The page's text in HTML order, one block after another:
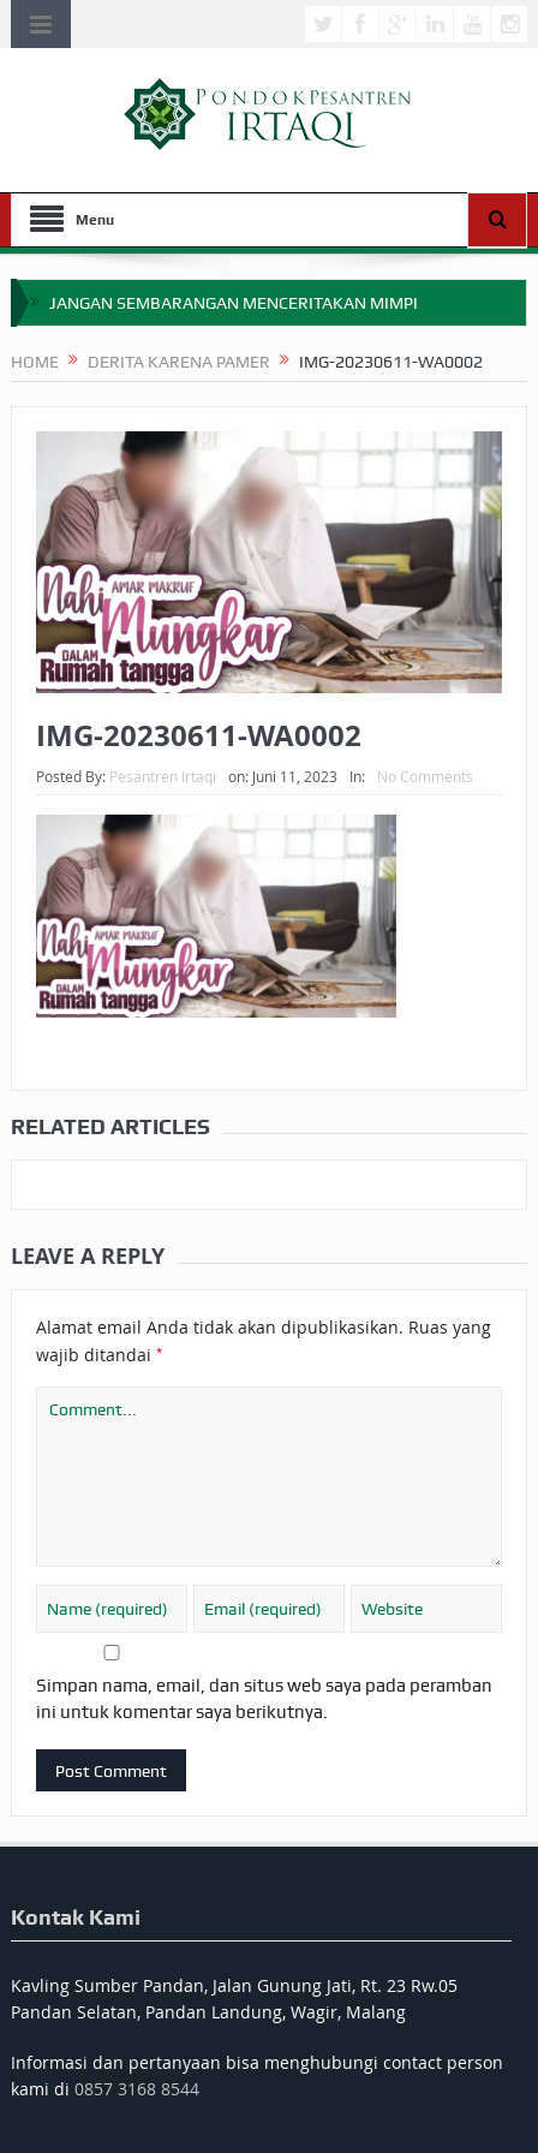
Menu
JANGAN SEMBARANGAN MENCERITAKAN MIMPI
APA HUKUM MEMPERCEPAT PEMBAYARAN ZAKAT
SEBELUM TIBA SAAT WAJIB?
HAKIKAT NIKMAT DI DUNIA!
BAGAIMANA CARA MEMBAYAR ZAKAT UANG?
UANG HARAM BISA MENJADI HALAL JIKA SEBAB
KEPEMILIKANNYA BERUBAH
HUKUM MEMBAYAR ZAKAT KEPADA KERABAT SENDIRI
HOME DERITA KARENA PAMER IMG-20230611-WA0002
IMG-20230611-WA0002
Posted By: Pesantren Irtaqi on: Juni 11, 2023 In: No Comments
RELATED ARTICLES
LEAVE A REPLY
Alamat email Anda tidak akan dipublikasikan. Ruas yang
wajib ditandai *
Simpan nama, email, dan situs web saya pada peramban
ini untuk komentar saya berikutnya.
Kontak Kami
Kavling Sumber Pandan, Jalan Gunung Jati, Rt. 23 Rw.05
Pandan Selatan, Pandan Landung, Wagir, Malang
Informasi dan pertanyaan bisa menghubungi contact person
kami di 0857 3168 8544